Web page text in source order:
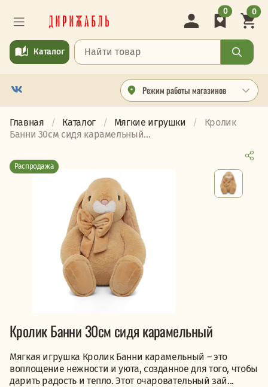
Режим работы магазинов
Каталог
0 0
Главная Каталог Мягкие игрушки
Кролик
Банни 30см сидя карамельный...
Распродажа
Кролик Банни 30см сидя карамельный
Мягкая игрушка Кролик Банни карамельный – это
воплощение нежности и уюта, созданное для того, чтобы
дарить радость и тепло. Этот очаровательный зай...